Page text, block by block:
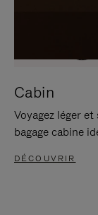
Cabin
Voyagez léger
bagage cabine
DÉCOUVRIR